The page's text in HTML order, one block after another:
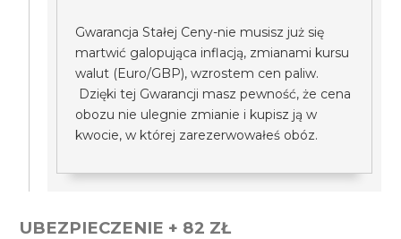
Gwarancja Stałej Ceny-nie musisz już się
martwić galopująca inflacją, zmianami kursu
walut (Euro/GBP), wzrostem cen paliw.
Dzięki tej Gwarancji masz pewność, że cena
obozu nie ulegnie zmianie i kupisz ją w
kwocie, w której zarezerwowałeś obóz.
UBEZPIECZENIE + 82 ZŁ